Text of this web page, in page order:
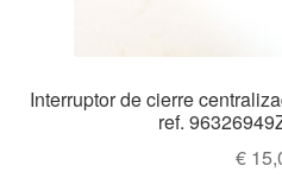
Transporte
Interruptor de cierre
ref.
€